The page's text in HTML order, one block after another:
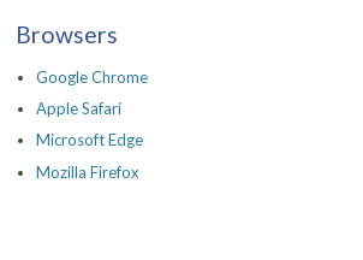
Browsers
Google Chrome
Apple Safari
Microsoft Edge
Mozilla Firefox